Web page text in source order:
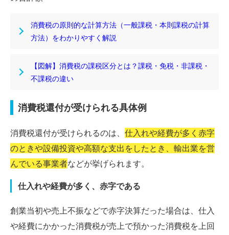
消費税の原則的な計算方法（一般課税・本則課税の計算
方法）をわかりやすく解説
【図解】消費税の課税区分とは？課税・免税・非課税・
不課税の違い
消費税還付が受けられる具体例
消費税還付が受けられるのは、 仕入れや経費が多く赤字
のときや設備投資や高額な支出をしたとき、輸出業を営
んでいる事業者などが挙げられます。
仕入れや経費が多く、赤字である
創業当初や売上不振などで赤字決算だった場合は、仕入
や経費にかかった消費税が売上で預かった消費税を上回